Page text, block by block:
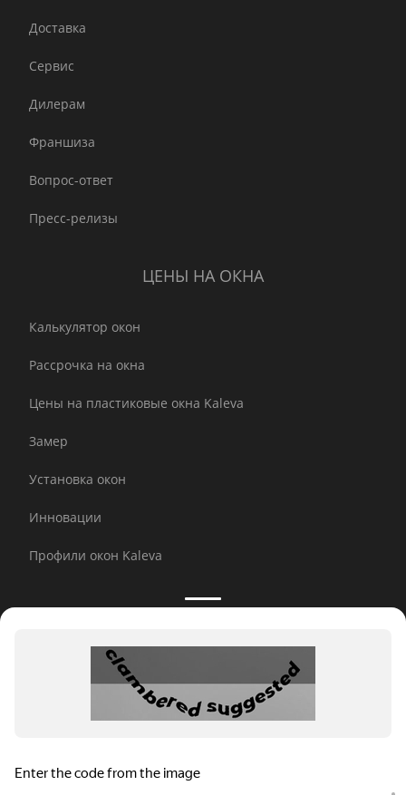
Доставка
Сервис
Дилерам
Франшиза
Вопрос-ответ
Пресс-релизы
ЦЕНЫ НА ОКНА
Калькулятор окон
Рассрочка на окна
Цены на пластиковые окна Kaleva
Замер
Установка окон
Инновации
Профили окон Kaleva
Принимаем к оплате:
E-mail рассылка